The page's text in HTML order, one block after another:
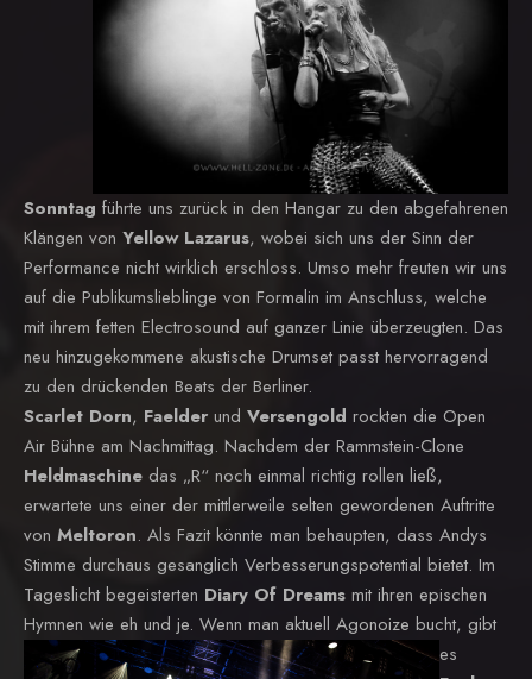
Sonntag führte uns zurück in den Hangar zu den abgefahrenen
Klängen von Yellow Lazarus, wobei sich uns der Sinn der
Performance nicht wirklich erschloss. Umso mehr freuten wir uns
auf die Publikumslieblinge von Formalin im Anschluss, welche
mit ihrem fetten Electrosound auf ganzer Linie überzeugten. Das
neu hinzugekommene akustische Drumset passt hervorragend
zu den drückenden Beats der Berliner.
Scarlet Dorn, Faelder und Versengold rockten die Open
Air Bühne am Nachmittag. Nachdem der Rammstein-Clone
Heldmaschine das „R“ noch einmal richtig rollen ließ,
erwartete uns einer der mittlerweile selten gewordenen Auftritte
von Meltoron. Als Fazit könnte man behaupten, dass Andys
Stimme durchaus gesanglich Verbesserungspotential bietet. Im
Tageslicht begeisterten Diary Of Dreams mit ihren epischen
Hymnen wie eh und je. Wenn man aktuell Agonoize bucht, gibt
es